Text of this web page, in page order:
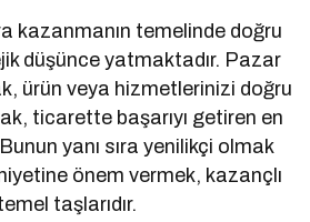
kazanmanın temelinde doğru
düşünce yatmaktadır. Pazar
ürün veya hizmetlerinizi doğru
ticarette başarıyı getiren en
yanı sıra yenilikçi olmak
önem vermek, kazançlı
taşlarıdır.